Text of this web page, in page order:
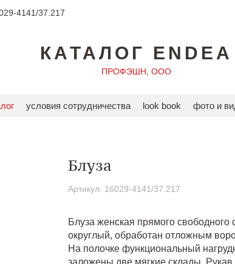
4141/37.217
КАТАЛОГ ENDEA
ПРОФЭШН, ООО
условия сотрудничества look book фото и
Блуза
Артикул: 16029-4141/37.217
Блуза женская прямого свободного
округлый, обработан отложным
На полочке функциональный
заложены две мягкие склады.